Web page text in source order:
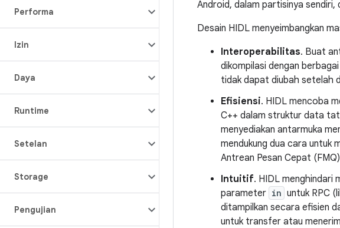
Performa
Izin
Daya
Runtime
Setelan
Storage
Pengujian
Android, dalam partisinya sendiri,
Desain HIDL menyeimbangkan
Interoperabilitas. Buat
dikompilasi dengan
tidak dapat diubah setelah
Efisiensi. HIDL mencoba
C++ dalam struktur data
menyediakan antarmuka
mendukung dua cara untuk
Antrean Pesan Cepat
Intuitif. HIDL menghindari
parameter in untuk RPC
ditampilkan secara efisien
untuk transfer atau